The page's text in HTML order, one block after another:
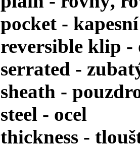
pocket - kapesní
reversible klip
serrated -
sheath -
steel - ocel
thickness -